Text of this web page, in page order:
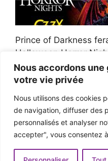
Nous accordons
votre vie privée
Nous utilisons des cookies
de navigation, diffuser des
personnalisés et analyser
accepter", vous consentez
Prince of Darkness
Halloween Horror
Afroman poursuit un
victoire du jury en